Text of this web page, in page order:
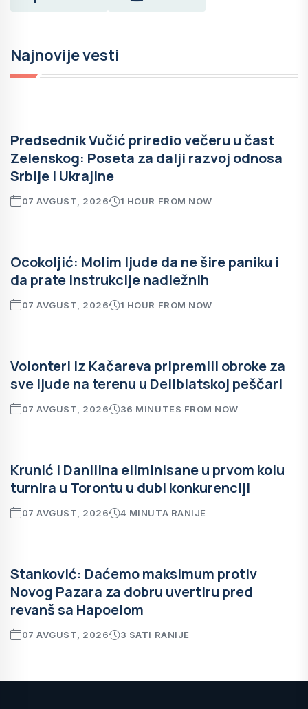
Najnovije vesti
Predsednik Vučić priredio večeru u čast
Zelenskog: Poseta za dalji razvoj odnosa
Srbije i Ukrajine
07 AVGUST, 2026 1 HOUR FROM NOW
Ocokoljić: Molim ljude da ne šire paniku i
da prate instrukcije nadležnih
07 AVGUST, 2026 1 HOUR FROM NOW
Volonteri iz Kačareva pripremili obroke za
sve ljude na terenu u Deliblatskoj peščari
07 AVGUST, 2026 36 MINUTES FROM NOW
Krunić i Danilina eliminisane u prvom kolu
turnira u Torontu u dubl konkurenciji
07 AVGUST, 2026 4 MINUTA RANIJE
Stanković: Daćemo maksimum protiv
Novog Pazara za dobru uvertiru pred
revanš sa Hapoelom
07 AVGUST, 2026 3 SATI RANIJE